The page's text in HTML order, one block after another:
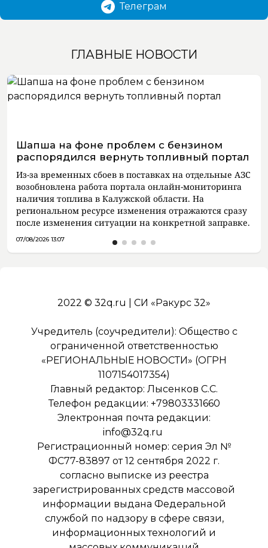
Телеграм
ГЛАВНЫЕ НОВОСТИ
Шапша на фоне проблем с бензином
распорядился вернуть топливный портал
Из-за временных сбоев в поставках на отдельные АЗС
возобновлена работа портала онлайн-мониторинга
наличия топлива в Калужской области. На
региональном ресурсе изменения отражаются сразу
после изменения ситуации на конкретной заправке.
07/08/2026 13:07
2022 © 32q.ru | СИ «Ракурс 32»
Учредитель (соучредители): Общество с
ограниченной ответственностью
«РЕГИОНАЛЬНЫЕ НОВОСТИ» (ОГРН
1107154017354)
Главный редактор: Лысенков С.С.
Телефон редакции: +79803331660
Электронная почта редакции:
info@32q.ru
Регистрационный номер: серия Эл №
ФС77-83897 от 12 сентября 2022 г.
согласно выписке из реестра
зарегистрированных средств массовой
информации выдана Федеральной
службой по надзору в сфере связи,
информационных технологий и